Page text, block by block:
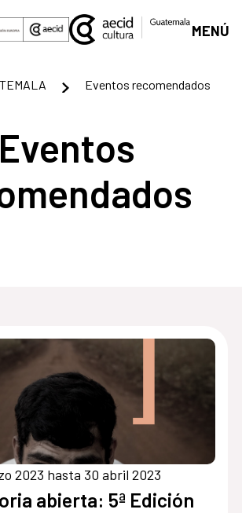
principal
MENÚ
Eventos recomendados
Eventos
2023 hasta 30 abril 2023
abierta: 5ª Edición